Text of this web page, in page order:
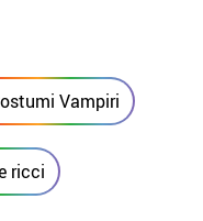
Vampiri
ricci